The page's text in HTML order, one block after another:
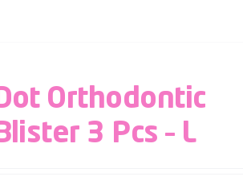
Orthodontic
3 Pcs – L